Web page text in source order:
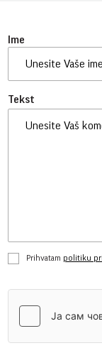
Ime
Tekst
Prihvatam politiku